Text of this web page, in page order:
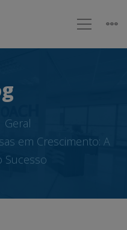
Geral
em Crescimento: A
Sucesso